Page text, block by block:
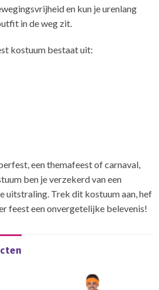
en kun je urenlang
in de weg zit.
kostuum bestaat uit:
een themafeest of carnaval,
ben je verzekerd van een
uitstraling. Trek dit kostuum aan, hef
feest een onvergetelijke belevenis!